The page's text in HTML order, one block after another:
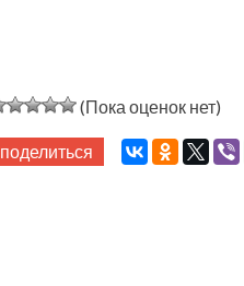
(Пока оценок нет)
поделиться